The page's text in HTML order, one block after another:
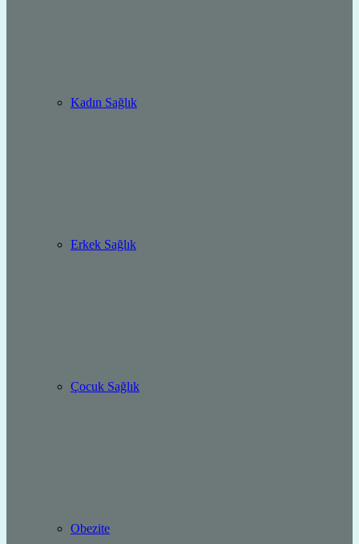
Kadın Sağlık
Erkek Sağlık
Çocuk Sağlık
Obezite